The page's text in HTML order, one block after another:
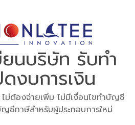
ยนบริษัท รับทำ
บการเงิน
ม่ต้องจ่ายเพิ่ม ไม่มีเงื่อนไขทำบัญชี
ชีภาษีสำหรับผู้ประกอบการใหม่